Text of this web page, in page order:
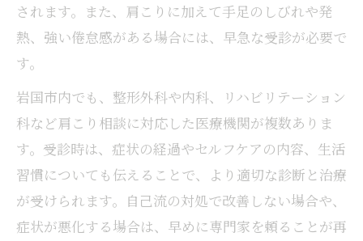
されます。また、肩こりに加えて手足のしびれや発
熱、強い倦怠感がある場合には、早急な受診が必要で
す。
岩国市内でも、整形外科や内科、リハビリテーション
科など肩こり相談に対応した医療機関が複数ありま
す。受診時は、症状の経過やセルフケアの内容、生活
習慣についても伝えることで、より適切な診断と治療
が受けられます。自己流の対処で改善しない場合や、
症状が悪化する場合は、早めに専門家を頼ることが再